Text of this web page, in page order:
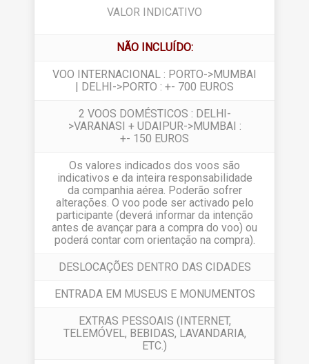
VALOR INDICATIVO
NÃO INCLUÍDO:
VOO INTERNACIONAL : PORTO->MUMBAI
| DELHI->PORTO : +- 700 EUROS
2 VOOS DOMÉSTICOS : DELHI-
>VARANASI + UDAIPUR->MUMBAI :
+- 150 EUROS
Os valores indicados dos voos são
indicativos e da inteira responsabilidade
da companhia aérea. Poderão sofrer
alterações. O voo pode ser activado pelo
participante (deverá informar da intenção
antes de avançar para a compra do voo) ou
poderá contar com orientação na compra).
DESLOCAÇÕES DENTRO DAS CIDADES
ENTRADA EM MUSEUS E MONUMENTOS
EXTRAS PESSOAIS (INTERNET,
TELEMÓVEL, BEBIDAS, LAVANDARIA,
ETC.)